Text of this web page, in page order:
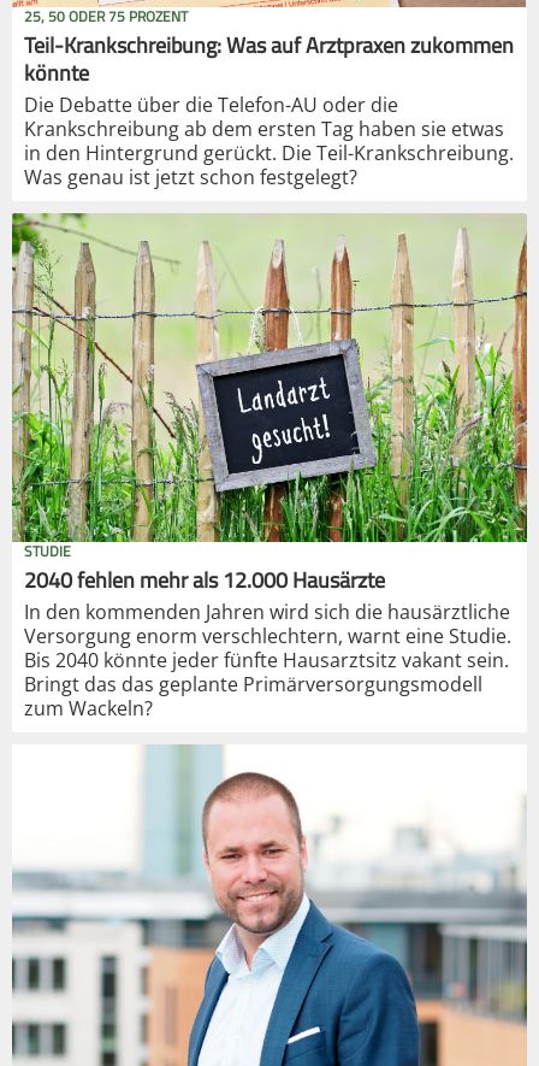
25, 50 ODER 75 PROZENT
Teil-Krankschreibung: Was auf Arztpraxen zukommen
könnte
Die Debatte über die Telefon-AU oder die
Krankschreibung ab dem ersten Tag haben sie etwas
in den Hintergrund gerückt. Die Teil-Krankschreibung.
Was genau ist jetzt schon festgelegt?
STUDIE
2040 fehlen mehr als 12.000 Hausärzte
In den kommenden Jahren wird sich die hausärztliche
Versorgung enorm verschlechtern, warnt eine Studie.
Bis 2040 könnte jeder fünfte Hausarztsitz vakant sein.
Bringt das das geplante Primärversorgungsmodell
zum Wackeln?